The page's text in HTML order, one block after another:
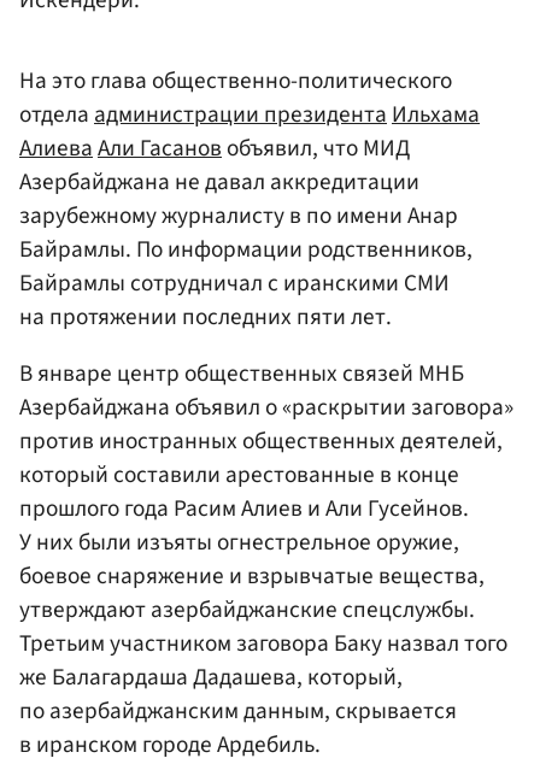
На это глава общественно-политического
отделаадминистрации президентаИльхама
АлиеваАли Гасановобъявил, что МИД
Азербайджана не давал аккредитации
зарубежному журналисту в по имени Анар
Байрамлы. По информации родственников,
Байрамлы сотрудничал с иранскими СМИ
на протяжении последних пяти лет.
В январе центр общественных связей МНБ
Азербайджана объявил о «раскрытии заговора»
против иностранных общественных деятелей,
который составили арестованные в конце
прошлого года Расим Алиев и Али Гусейнов.
У них были изъяты огнестрельное оружие,
боевое снаряжение и взрывчатые вещества,
утверждают азербайджанские спецслужбы.
Третьим участником заговора Баку назвал того
же Балагардаша Дадашева, который,
по азербайджанским данным, скрывается
в иранском городе Ардебиль.